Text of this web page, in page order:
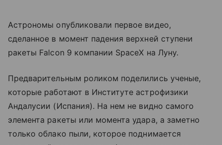
Астрономы опубликовали первое видео,
сделанное в момент падения верхней ступени
ракеты Falcon 9 компании SpaceX на Луну.
Предварительным роликом поделились ученые,
которые работают в Институте астрофизики
Андалусии (Испания). На нем не видно самого
элемента ракеты или момента удара, а заметно
только облако пыли, которое поднимается